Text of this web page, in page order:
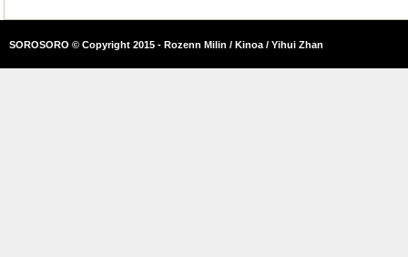
SOROSORO © Copyright 2015 - Rozenn Milin / Kinoa / Yihui Zhan